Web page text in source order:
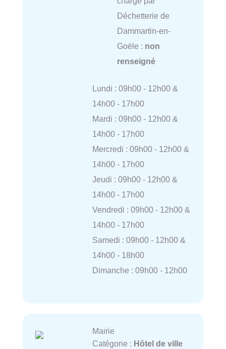
Déchetterie de
Dammartin-en-
Goële : non
renseigné
Lundi : 09h00 - 12h00 &
14h00 - 17h00
Mardi : 09h00 - 12h00 &
14h00 - 17h00
Mercredi : 09h00 - 12h00 &
14h00 - 17h00
Jeudi : 09h00 - 12h00 &
14h00 - 17h00
Vendredi : 09h00 - 12h00 &
14h00 - 17h00
Samedi : 09h00 - 12h00 &
14h00 - 18h00
Dimanche : 09h00 - 12h00
Mairie
Catégorie : Hôtel de ville